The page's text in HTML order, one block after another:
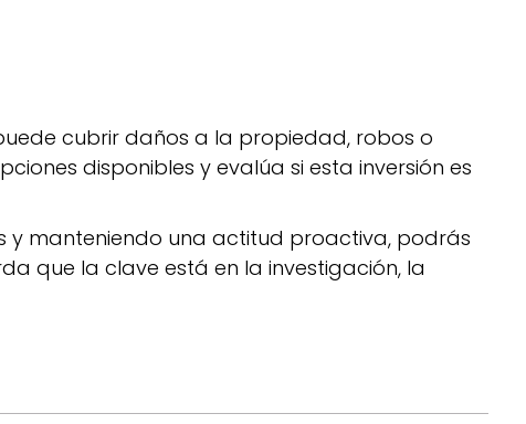
cubrir daños a la propiedad, robos o
disponibles y evalúa si esta inversión es
y manteniendo una actitud proactiva, podrás
que la clave está en la investigación, la